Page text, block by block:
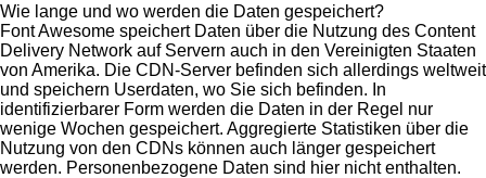
Wie lange und wo werden die Daten gespeichert?
Font Awesome speichert Daten über die Nutzung des Content
Delivery Network auf Servern auch in den Vereinigten Staaten
von Amerika. Die CDN-Server befinden sich allerdings weltweit
und speichern Userdaten, wo Sie sich befinden. In
identifizierbarer Form werden die Daten in der Regel nur
wenige Wochen gespeichert. Aggregierte Statistiken über die
Nutzung von den CDNs können auch länger gespeichert
werden. Personenbezogene Daten sind hier nicht enthalten.